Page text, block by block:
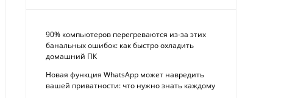
90% компьютеров перегреваются из-за этих
банальных ошибок: как быстро охладить
домашний ПК
Новая функция WhatsApp может навредить
вашей приватности: что нужно знать каждому